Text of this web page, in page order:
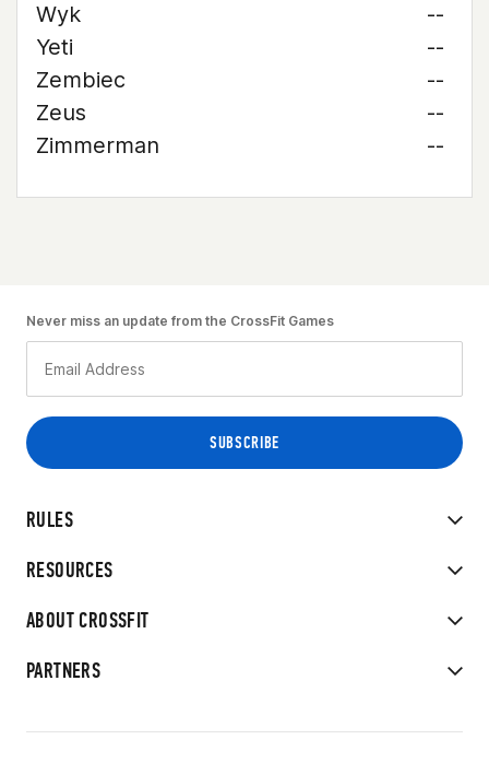
Wyk
--
Yeti
--
Zembiec
--
Zeus
--
Zimmerman
--
RULES
RESOURCES
ABOUT CROSSFIT
PARTNERS
Never miss an update from the CrossFit Games